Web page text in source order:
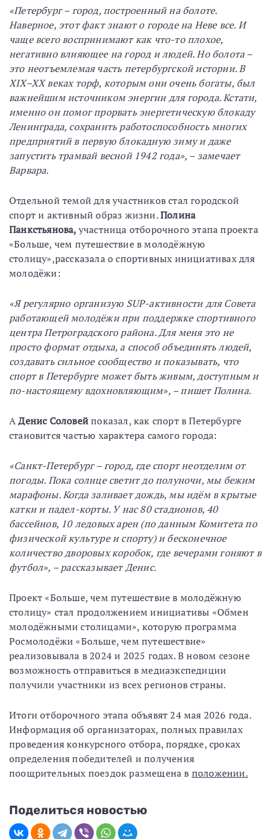
«Петербург – город, построенный на болоте.
Наверное, этот факт знают о городе на Неве все. И
чаще всего воспринимают как что-то плохое,
негативно влияющее на город и людей. Но болота –
это неотъемлемая часть петербургской истории. В
XIX–XX веках торф, которым они очень богаты, был
важнейшим источником энергии для города. Кстати,
именно он помог прорвать энергетическую блокаду
Ленинграда, сохранить работоспособность многих
предприятий в первую блокадную зиму и даже
запустить трамвай весной 1942 года», – замечает
Варвара.
Отдельной темой для участников стал городской
спорт и активный образ жизни.Полина
Панкстьянова, участница отборочного этапа проекта
«Больше, чем путешествие в молодёжную
столицу»,рассказала о спортивных инициативах для
молодёжи:
«Я регулярно организую SUP-активности для Совета
работающей молодёжи при поддержке спортивного
центра Петроградского района. Для меня это не
просто формат отдыха, а способ объединять людей,
создавать сильное сообщество и показывать, что
спорт в Петербурге может быть живым, доступным и
по-настоящему вдохновляющим», – пишет Полина.
АДенис Соловейпоказал, как спорт в Петербурге
становится частью характера самого города:
«Санкт-Петербург – город, где спорт неотделим от
погоды. Пока солнце светит до полуночи, мы бежим
марафоны. Когда заливает дождь, мы идём в крытые
катки и падел-корты. У нас 80 стадионов, 40
бассейнов, 10 ледовых арен (по данным Комитета по
физической культуре и спорту) и бесконечное
количество дворовых коробок, где вечерами гоняют в
футбол», – рассказывает Денис.
Проект «Больше, чем путешествие в молодёжную
столицу» стал продолжением инициативы «Обмен
молодёжными столицами», которую программа
Росмолодёжи «Больше, чем путешествие»
реализовывала в 2024 и 2025 годах. В новом сезоне
возможность отправиться в медиаэкспедиции
получили участники из всех регионов страны.
Итоги отборочного этапа объявят 24 мая 2026 года.
Информация об организаторах, полных правилах
проведения конкурсного отбора, порядке, сроках
определения победителей и получения
поощрительных поездок размещена в положении.
Поделиться новостью